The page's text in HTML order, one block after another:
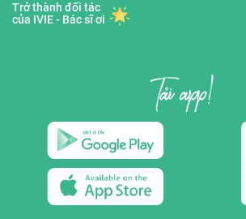
Trở thành đối tác
của IVIE - Bác sĩ ơi